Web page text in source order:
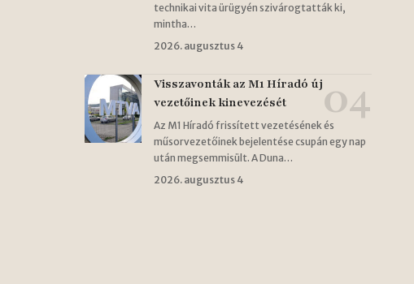
technikai vita ürügyén szivárogtatták ki,
mintha…
2026. augusztus 4
Visszavonták az M1 Híradó új
vezetőinek kinevezését
Az M1 Híradó frissített vezetésének és
műsorvezetőinek bejelentése csupán egy nap
után megsemmisült. A Duna…
2026. augusztus 4